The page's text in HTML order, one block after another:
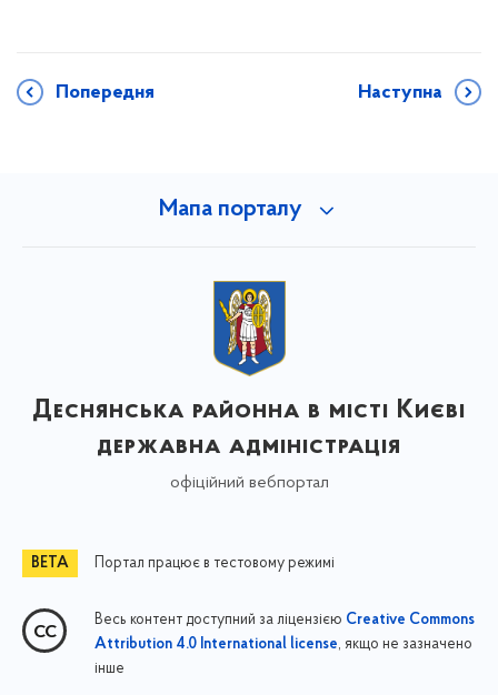
Попередня Наступна
Мапа порталу
Деснянська районна в місті Києві
державна адміністрація
офіційний вебпортал
Портал працює в тестовому режимі
Весь контент доступний за ліцензією Creative Commons
Attribution 4.0 International license, якщо не зазначено
інше